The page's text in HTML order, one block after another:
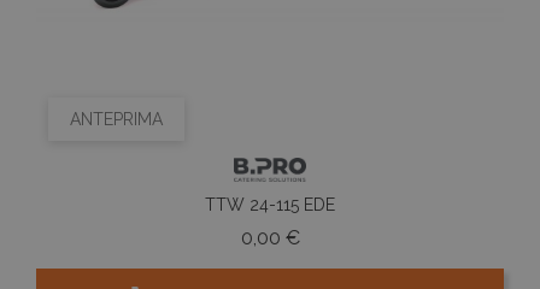
ANTEPRIMA
TTW 24-115 EDE
0,00 €Prezzo